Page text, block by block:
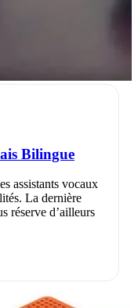
Bilingue
assistants vocaux
La dernière
réserve d’ailleurs